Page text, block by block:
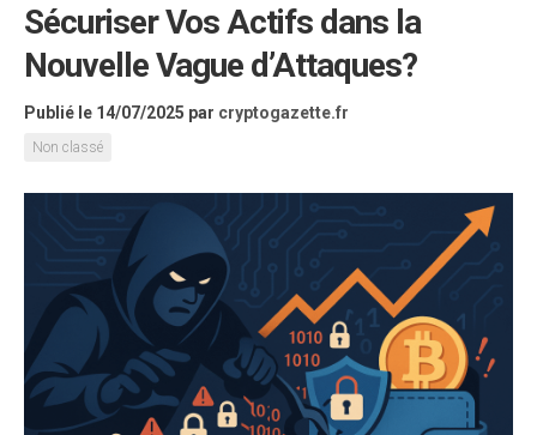
Sécuriser Vos Actifs dans la
Nouvelle Vague d’Attaques?
Publié le 14/07/2025 par cryptogazette.fr
Non classé